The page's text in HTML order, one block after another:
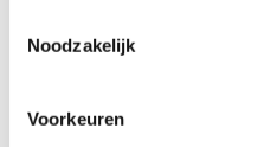
Noodzakelijk
Voorkeuren
Wie ontvangt jouw
persoonsgegevens?